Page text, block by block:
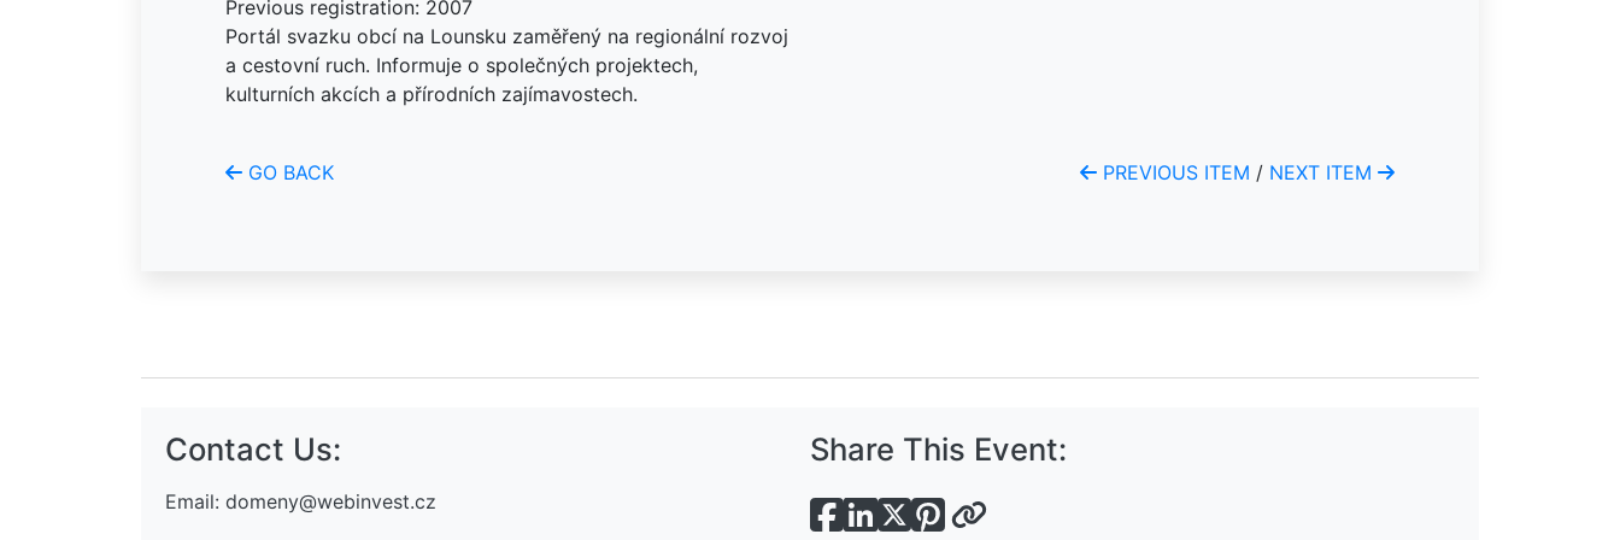
Previous registration: 2007
Portál svazku obcí na Lounsku zaměřený na regionální rozvoj
a cestovní ruch. Informuje o společných projektech,
kulturních akcích a přírodních zajímavostech.
GO BACK PREVIOUS ITEM / NEXT ITEM
Contact Us:
Email: domeny@webinvest.cz
Share This Event: